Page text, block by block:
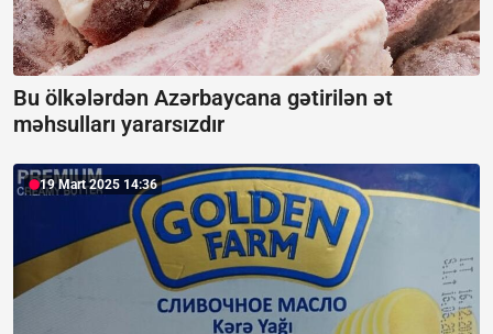
Bu ölkələrdən Azərbaycana gətirilən ət
məhsulları yararsızdır
19 Mart 2025 14:36